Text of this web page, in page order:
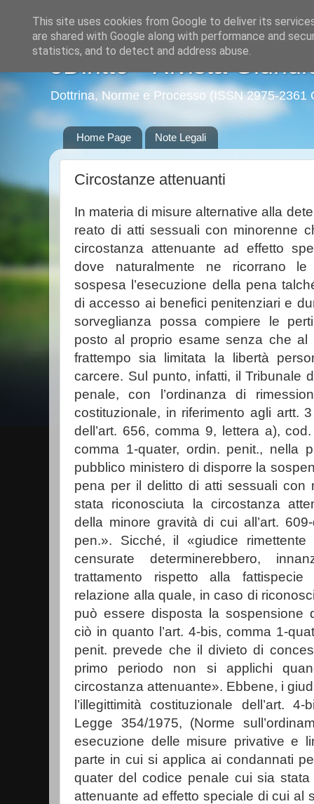
eDiritto - Rivista
Dottrina, Norme e Processo (ISSN 2975-2361
Home Page Note Legali
Circostanze attenuanti
In materia di misure alternative alla
reato di atti sessuali con minorenne
circostanza attenuante ad effetto
dove naturalmente ne ricorrano
sospesa l’esecuzione della pena
di accesso ai benefici penitenziari e
sorveglianza possa compiere le
posto al proprio esame senza che al
frattempo sia limitata la libertà
carcere. Sul punto, infatti, il Tribunale
penale, con l’ordinanza di
costituzionale, in riferimento agli artt.
dell’art. 656, comma 9, lettera a),
comma 1-quater, ordin. penit., nella
pubblico ministero di disporre la
pena per il delitto di atti sessuali con
stata riconosciuta la circostanza
della minore gravità di cui all’art.
pen.». Sicché, il «giudice
censurate determinerebbero,
trattamento rispetto alla
relazione alla quale, in caso di
può essere disposta la sospensione
ciò in quanto l’art. 4-bis, comma 1-
penit. prevede che il divieto di
primo periodo non si applichi
circostanza attenuante». Ebbene, i
l’illegittimità costituzionale dell’art.
Legge 354/1975, (Norme
esecuzione delle misure privative e
parte in cui si applica ai condannati
quater del codice penale cui sia
attenuante ad effetto speciale di cui al
This site uses cookies from Google to deliver its
are shared with Google along with performance and
statistics, and to detect and address abuse.